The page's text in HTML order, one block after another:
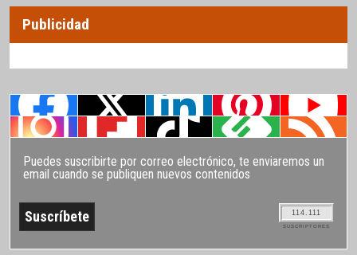
Publicidad
Puedes suscribirte por correo electrónico, te enviaremos un
email cuando se publiquen nuevos contenidos
114.111
SUSCRIPTORES